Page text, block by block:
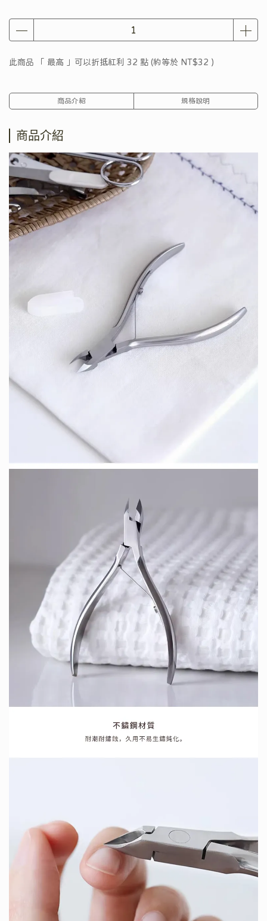
此商品 「 最高 」可以折抵紅利 32 點 (約等於 NT$32 )
商品介紹 規格說明
商品介紹